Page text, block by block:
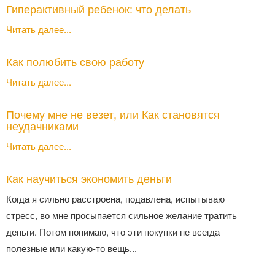
Гиперактивный ребенок: что делать
Читать далее...
Как полюбить свою работу
Читать далее...
Почему мне не везет, или Как становятся
неудачниками
Читать далее...
Как научиться экономить деньги
Когда я сильно расстроена, подавлена, испытываю
стресс, во мне просыпается сильное желание тратить
деньги. Потом понимаю, что эти покупки не всегда
полезные или какую-то вещь...